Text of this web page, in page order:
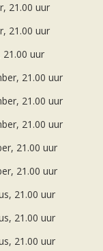
21.00 uur
21.00 uur
uur
21.00 uur
21.00 uur
21.00 uur
21.00 uur
21.00 uur
21.00 uur
21.00 uur
21.00 uur